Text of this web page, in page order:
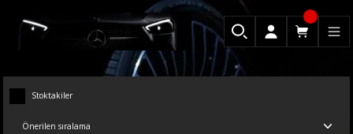
Stoktakiler